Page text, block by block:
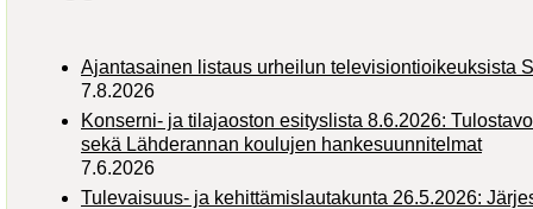
Ajantasainen listaus urheilun televisiontioikeuksista
7.8.2026
Konserni- ja tilajaoston esityslista 8.6.2026:
sekä Lähderannan koulujen hankesuunnitelmat
7.6.2026
Tulevaisuus- ja kehittämislautakunta 26.5.2026: